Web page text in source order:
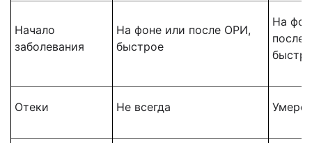
Начало
заболевания
На фоне или после ОРИ,
быстрое
На
после
Отеки Не всегда